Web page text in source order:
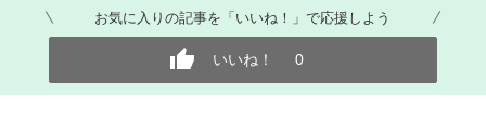
お気に入りの記事を「いいね！」で応援しよう
いいね！ 0